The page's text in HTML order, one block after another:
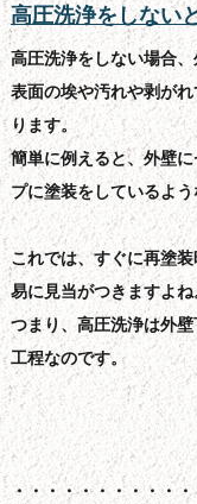
高圧洗浄をしない
高圧洗浄をしない場合
表面の埃や汚れや剥が
ります。
簡単に例えると、外壁
プに塗装をしているよう
これでは、すぐに再塗
易に見当がつきますよね
つまり、高圧洗浄は外
工程なのです。
・・・・・・・・・・